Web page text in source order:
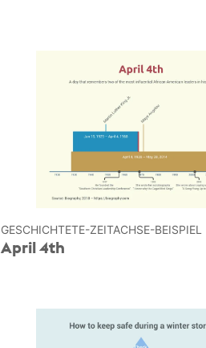
GESCHICHTETE-ZEITACHSE-BEISPIEL
April 4th